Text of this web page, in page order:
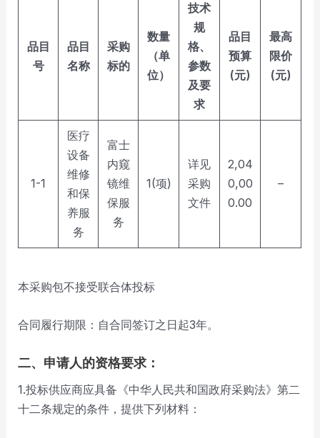
品目
号
品目
名称
采购
标的
数量
（单
位）
技术
规
格、
参数
及要
求
品目
预算
(元)
最高
限价
(元)
1-1
医疗
设备
维修
和保
养服
务
富士
内窥
镜维
保服
务
1(项)
详见
采购
文件
2,04
0,00
0.00
–
本采购包不接受联合体投标
合同履行期限：自合同签订之日起3年。
二、申请人的资格要求：
1.投标供应商应具备《中华人民共和国政府采购法》第二
十二条规定的条件，提供下列材料：